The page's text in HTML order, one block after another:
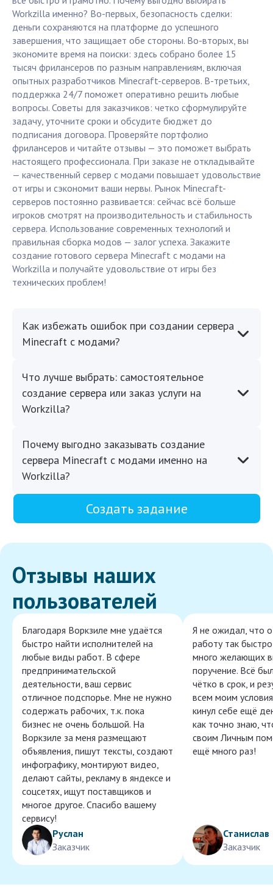
Workzilla именно? Во-первых, безопасность сделки:
деньги сохраняются на платформе до успешного
завершения, что защищает обе стороны. Во-вторых, вы
экономите время на поиски: здесь собрано более 15
тысяч фрилансеров по разным направлениям, включая
опытных разработчиков Minecraft-серверов. В-третьих,
поддержка 24/7 поможет оперативно решить любые
вопросы. Советы для заказчиков: четко сформулируйте
задачу, уточните сроки и обсудите бюджет до
подписания договора. Проверяйте портфолио
фрилансеров и читайте отзывы — это поможет выбрать
настоящего профессионала. При заказе не откладывайте
— качественный сервер с модами повышает удовольствие
от игры и сэкономит ваши нервы. Рынок Minecraft-
серверов постоянно развивается: сейчас всё больше
игроков смотрят на производительность и стабильность
сервера. Использование современных технологий и
правильная сборка модов — залог успеха. Закажите
создание готового сервера Minecraft с модами на
Workzilla и получайте удовольствие от игры без
технических проблем!
Как избежать ошибок при создании сервера
Minecraft с модами?
Что лучше выбрать: самостоятельное
создание сервера или заказ услуги на
Workzilla?
Почему выгодно заказывать создание
сервера Minecraft с модами именно на
Workzilla?
Создать задание
Отзывы наших
пользователей
Благодаря Воркзиле мне удаётся
быстро найти исполнителей на
любые виды работ. В сфере
предпринимательской
деятельности, ваш сервис
отличное подспорье. Мне не нужно
содержать рабочих, т.к. пока
бизнес не очень большой. На
Воркзиле за меня размещают
объявления, пишут тексты, создают
инфографику, монтируют видео,
делают сайты, рекламу в яндексе и
соцсетях, ищут поставщиков и
многое другое. Спасибо вашему
сервису!
Руслан
Заказчик
Я не ожидал, что
работу так
много желающих
поручение. Всё
чётко в срок, и
всем моим
кинул себе ещё
как точно знаю,
своим Личным
ещё много раз!
Станислав
Заказчик